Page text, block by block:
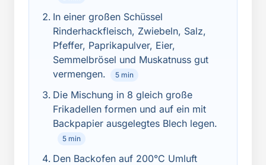
In einer großen Schüssel
Rinderhackfleisch, Zwiebeln, Salz,
Pfeffer, Paprikapulver, Eier,
Semmelbrösel und Muskatnuss gut
vermengen.
5 min
Die Mischung in 8 gleich große
Frikadellen formen und auf ein mit
Backpapier ausgelegtes Blech legen.
5 min
Den Backofen auf 200°C Umluft